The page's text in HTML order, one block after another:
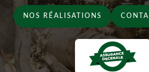
NOS RÉALISATIONS